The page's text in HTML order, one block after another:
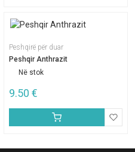
Peshqirë për duar
Peshqir Anthrazit
Në stok
9.50 €